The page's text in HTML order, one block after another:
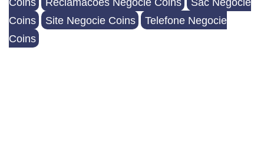
Coins
Site Negocie Coins
Telefone Negocie
Coins